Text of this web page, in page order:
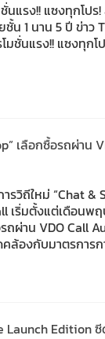
นแรง!! แซงทุกโ
น 1 นาน 5 ปี ข่าว
ชั่นแรง!! แซงทุกโ
เลือกซื้อรถผ่าน
ารวิถีใหม่ “Chat
เริ่มตั้งแต่เดือนพ
ถผ่าน VDO Call
ล้องกับมาตรการ
Launch Edition